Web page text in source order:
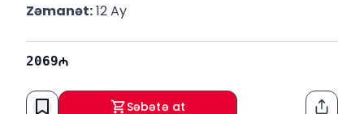
Zəmanət: 12 Ay
2069
Səbətə at